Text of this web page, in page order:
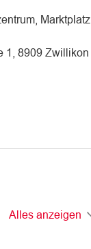
Marktplatz
1, 8909 Zwillikon
Alles anzeigen